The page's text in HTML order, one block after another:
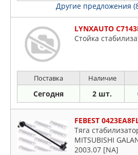
Другие предложения
LYNXAUTO
Стойка
Поставка Наличие
Сегодня 2 шт.
FEBEST
Тяга
MITSUBISHI
2003.07 [NA]